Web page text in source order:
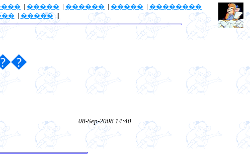
| ����� | ������ | ����� | ��������
| �����||
08-Sep-2008 14:40